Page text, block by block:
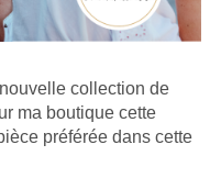
collection de
ma boutique cette
préférée dans cette